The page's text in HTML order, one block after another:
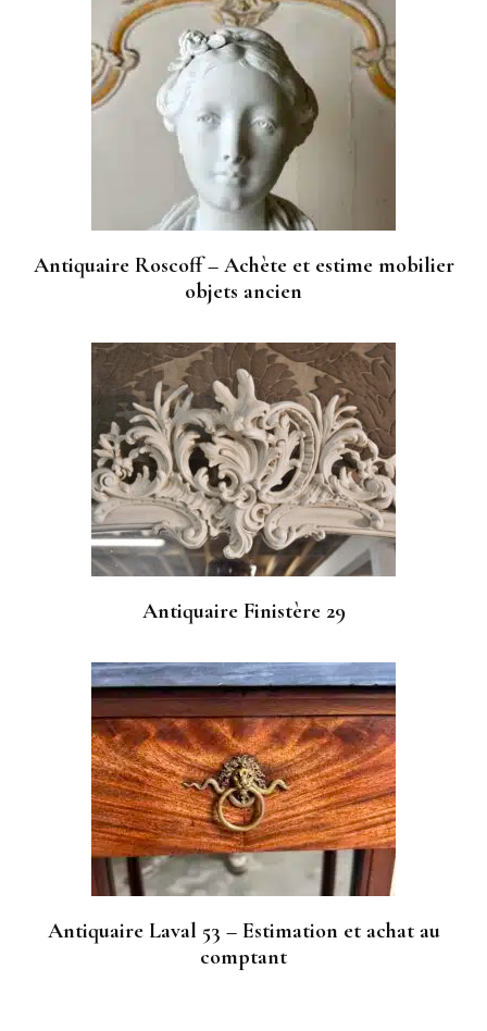
Antiquaire Roscoff – Achète et estime mobilier
objets ancien
Antiquaire Finistère 29
Antiquaire Laval 53 – Estimation et achat au
comptant